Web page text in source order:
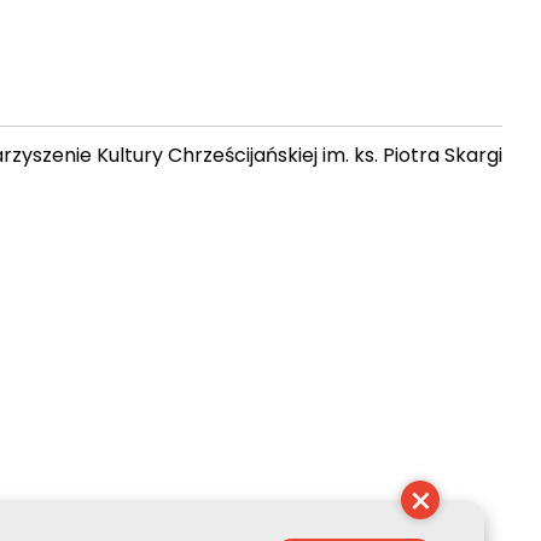
Kultury Chrześcijańskiej im. ks. Piotra Skargi
×